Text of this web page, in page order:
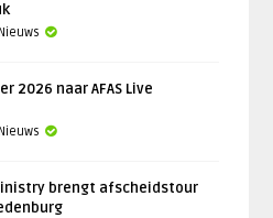
2026 naar AFAS Live
brengt afscheidstour